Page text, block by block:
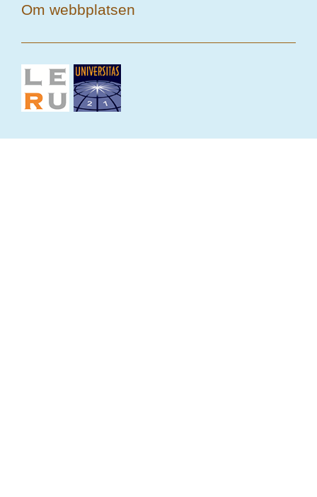
Om webbplatsen